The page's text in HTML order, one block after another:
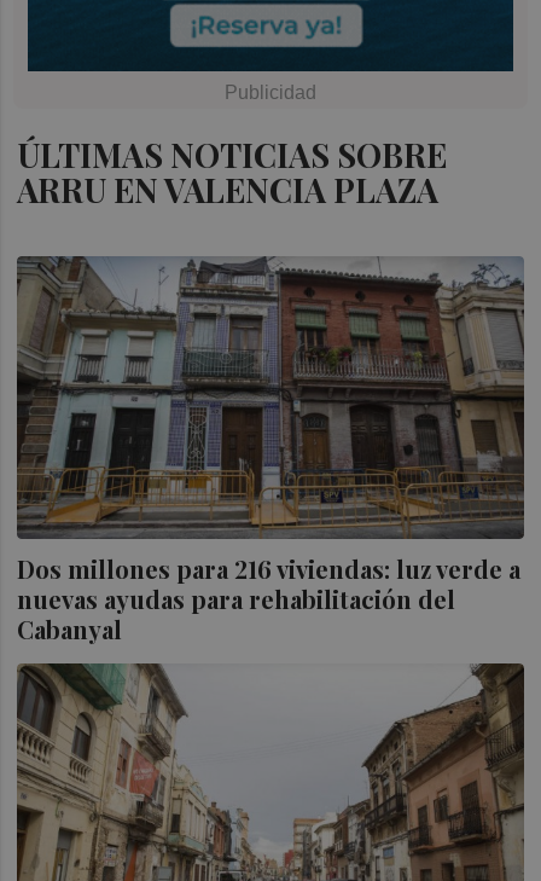
ÚLTIMAS NOTICIAS SOBRE
ARRU EN VALENCIA PLAZA
Dos millones para 216 viviendas: luz verde a
nuevas ayudas para rehabilitación del
Cabanyal